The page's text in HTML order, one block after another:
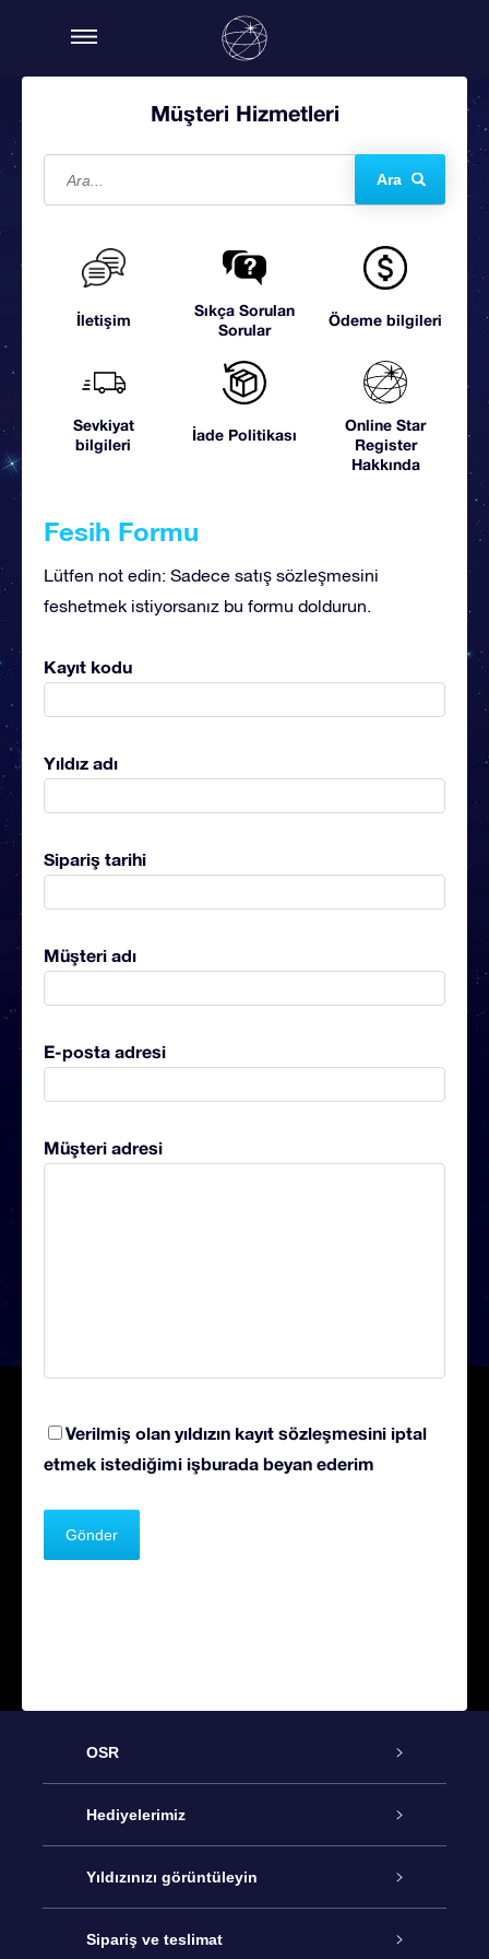
Müşteri Hizmetleri
Ara
İletişim
Sıkça Sorulan
Sorular
Ödeme bilgileri
Sevkiyat
bilgileri
İade Politikası
Online Star
Register
Hakkında
Fesih Formu
Lütfen not edin: Sadece satış sözleşmesini
feshetmek istiyorsanız bu formu doldurun.
Kayıt kodu
Yıldız adı
Sipariş tarihi
Müşteri adı
E-posta adresi
Müşteri adresi
Verilmiş olan yıldızın kayıt sözleşmesini iptal
etmek istediğimi işburada beyan ederim
OSR
Hizmet
İletişim
Blogu
Hediyelerimiz
Çevrimiçi Yıldız Hediyesi
OSR Hediye Paketi
Yıldızınızı görüntüleyin
Star Register
Sipariş ve teslimat